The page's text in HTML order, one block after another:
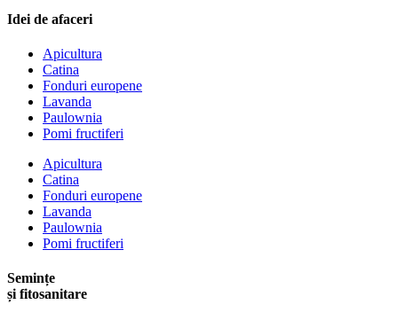
Idei de afaceri
Apicultura
Catina
Fonduri europene
Lavanda
Paulownia
Pomi fructiferi
Apicultura
Catina
Fonduri europene
Lavanda
Paulownia
Pomi fructiferi
Semințe
și fitosanitare